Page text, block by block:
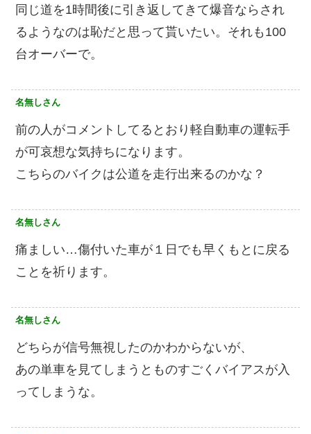
同じ道を1時間後に引き返してきて爆音ならされ
るようなのは恥だと思って貰いたい。それも100
台オーバーで。
名無しさん
前の人がコメントしてるとおり軽自動車の運転手
が可哀想な気持ちになります。
こちらのバイクは公道を走行出来るのかな？
名無しさん
痛ましい…傷付いた車が１日でも早くもとに戻る
ことを祈ります。
名無しさん
どちらが信号無視したのかわからないが、
あの単車を見てしまうとものすごくバイアスが入
ってしまうな。